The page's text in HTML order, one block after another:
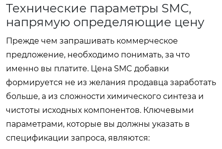
Технические параметры SMC,
напрямую определяющие цену
Прежде чем запрашивать коммерческое
предложение, необходимо понимать, за что
именно вы платите. Цена SMC добавки
формируется не из желания продавца заработать
больше, а из сложности химического синтеза и
чистоты исходных компонентов. Ключевыми
параметрами, которые вы должны указать в
спецификации запроса, являются: